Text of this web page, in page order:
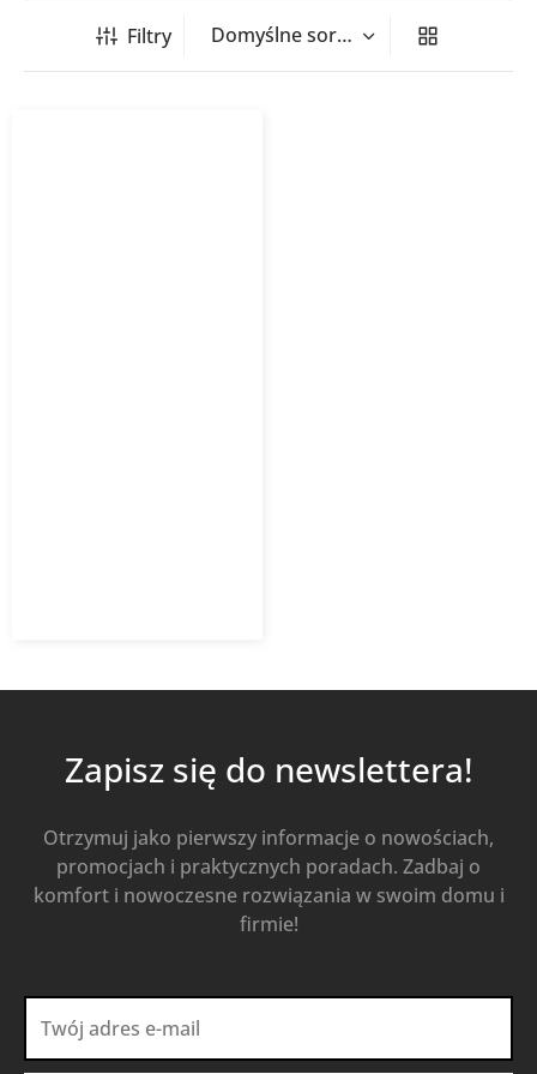
Filtry
Zapisz się do newslettera!
Otrzymuj jako pierwszy informacje o nowościach,
promocjach i praktycznych poradach. Zadbaj o
komfort i nowoczesne rozwiązania w swoim domu i
firmie!